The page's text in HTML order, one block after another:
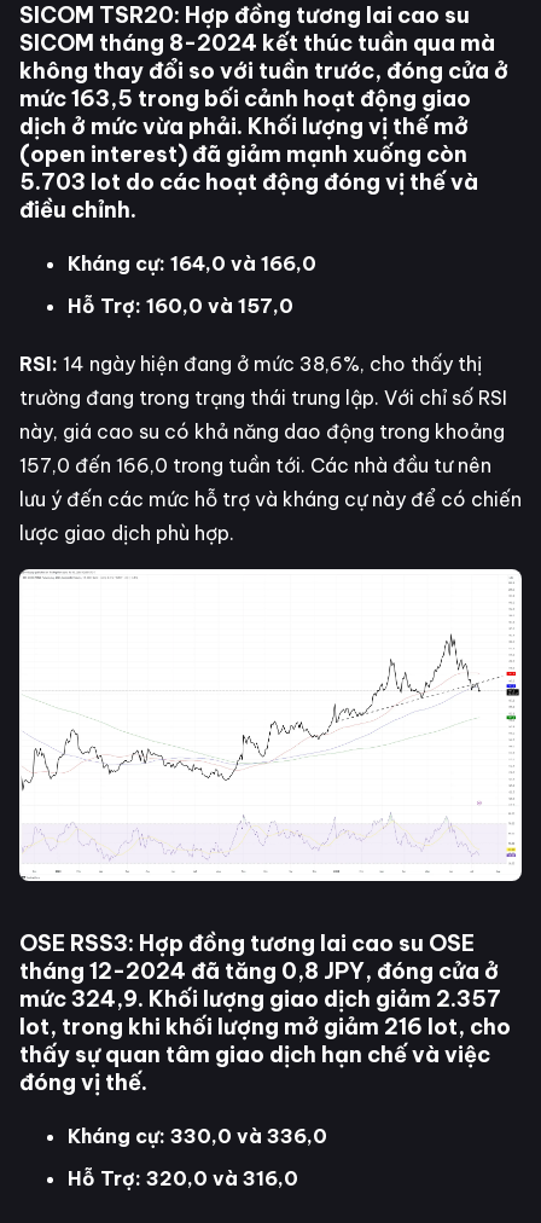
SICOM TSR20: Hợp đồng tương lai cao su
SICOM tháng 8-2024 kết thúc tuần qua mà
không thay đổi so với tuần trước, đóng cửa ở
mức 163,5 trong bối cảnh hoạt động giao
dịch ở mức vừa phải. Khối lượng vị thế mở
(open interest) đã giảm mạnh xuống còn
5.703 lot do các hoạt động đóng vị thế và
điều chỉnh.
Kháng cự: 164,0 và 166,0
Hỗ Trợ: 160,0 và 157,0
RSI: 14 ngày hiện đang ở mức 38,6%, cho thấy thị
trường đang trong trạng thái trung lập. Với chỉ số RSI
này, giá cao su có khả năng dao động trong khoảng
157,0 đến 166,0 trong tuần tới. Các nhà đầu tư nên
lưu ý đến các mức hỗ trợ và kháng cự này để có chiến
lược giao dịch phù hợp.
OSE RSS3: Hợp đồng tương lai cao su OSE
tháng 12-2024 đã tăng 0,8 JPY, đóng cửa ở
mức 324,9. Khối lượng giao dịch giảm 2.357
lot, trong khi khối lượng mở giảm 216 lot, cho
thấy sự quan tâm giao dịch hạn chế và việc
đóng vị thế.
Kháng cự: 330,0 và 336,0
Hỗ Trợ: 320,0 và 316,0